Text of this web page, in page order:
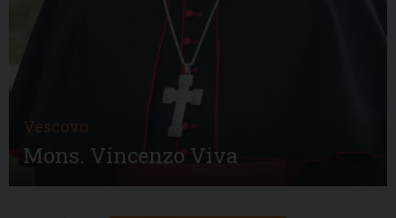
Vescovo
Mons. Vincenzo Viva